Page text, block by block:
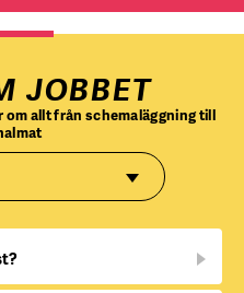
JOBBET
allt från schemaläggning till